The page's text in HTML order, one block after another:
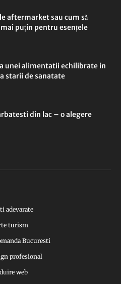
aftermarket sau cum să
puțin pentru esențele
unei alimentatii echilibrate in
starii de sanatate
din lac – o alegere
adevarate
turism
Bucuresti
profesional
web